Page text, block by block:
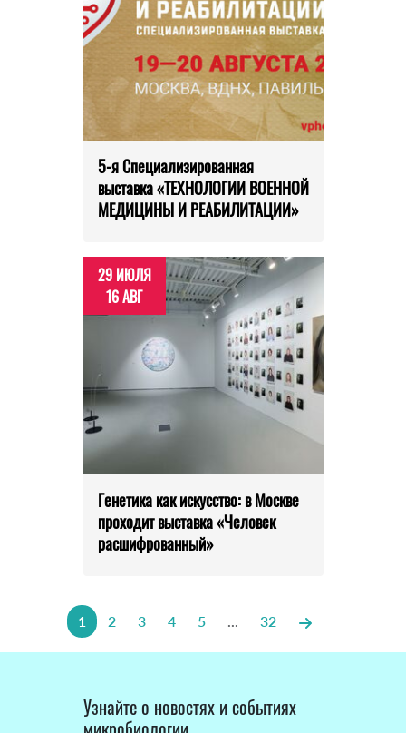
5-я Специализированная
выставка «ТЕХНОЛОГИИ ВОЕННОЙ
МЕДИЦИНЫ И РЕАБИЛИТАЦИИ»
29 ИЮЛЯ
16 АВГ
Генетика как искусство: в Москве
проходит выставка «Человек
расшифрованный»
1 2 3 4 5 ... 32
Узнайте о новостях и событиях